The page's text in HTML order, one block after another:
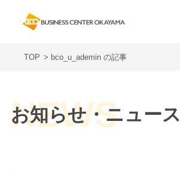
TOP > bco_u_ademin の記事
お知らせ・ニュース